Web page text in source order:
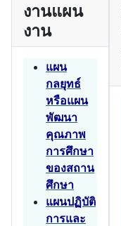
งานแผน
งาน
แผน
กลยุทธ์
หรือแผน
พัฒนา
คุณภาพ
การศึกษา
ของสถาน
ศึกษา
แผนปฏิบัติ
การและ